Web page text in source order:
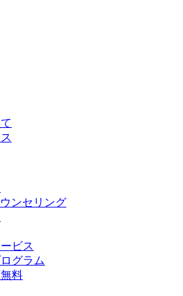
ンセリング
ビス
グラム
無料